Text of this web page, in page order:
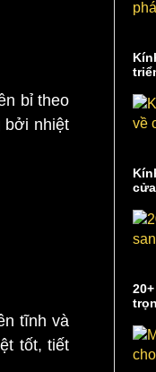
bỉ theo
bởi nhiệt
tĩnh và
tốt, tiết